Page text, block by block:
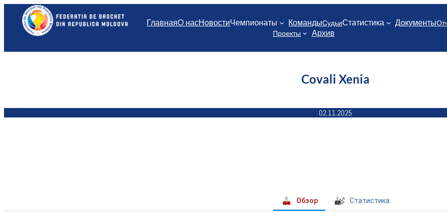
Перейти
содержимому
ГлавнаяО насНовостиЧемпионаты КомандыСудьиСтатистика Документы
Проекты
Архив
Covali Xenia
02.11.2025
Обзор Статистика